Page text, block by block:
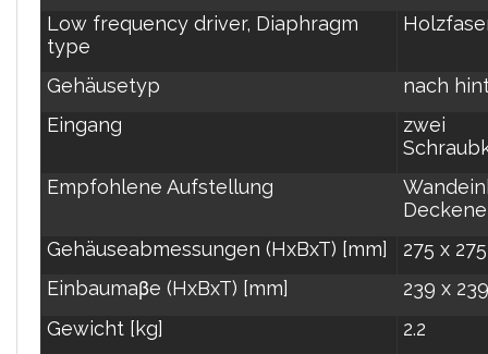
Low frequency driver, Diaphragm
type
Gehäusetyp
nach
Eingang
zwei
Empfohlene Aufstellung
Gehäuseabmessungen (HxBxT) [mm]
275 x
Einbaumaβe (HxBxT) [mm]
239 x
Gewicht [kg]
2.2